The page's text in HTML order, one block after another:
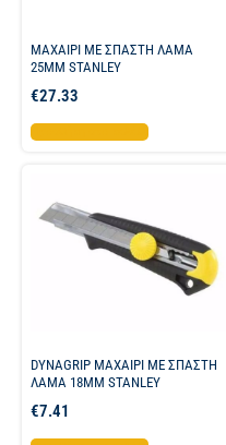
ΜΑΧΑΙΡΙ ΜΕ ΣΠΑΣΤΗ ΛΑΜΑ
25MM STANLEY
€27.33
Προσθήκη στο καλάθι
DYNAGRIP ΜΑΧΑΙΡΙ ME ΣΠΑΣΤΗ
ΛΑΜΑ 18MM STANLEY
€7.41